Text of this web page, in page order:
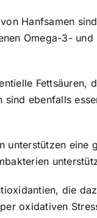
Hanfsamen
Omega-3-
sind ebenfalls
unterstützen
die
oxidativen